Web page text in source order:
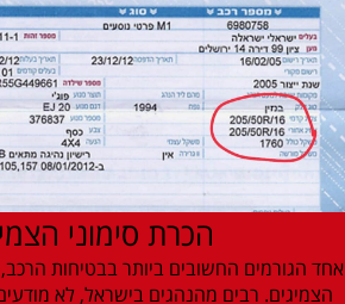
הכרת סימוני
אחד הגורמים החשובים ביותר בבטיחות הרכב,
הצמיגים. רבים מהנהגים בישראל, לא